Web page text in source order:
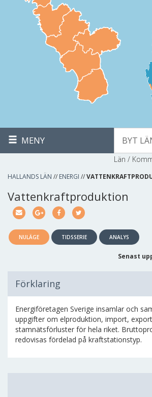
MENY BYT
Län /
HALLANDS LÄN // ENERGI //
Vattenkraftproduktion
NULÄGE TIDSSERIE ANALYS
Senast
Förklaring
Energiföretagen Sverige insamlar och
uppgifter om elproduktion, import,
stamnätsförluster för hela riket.
redovisas fördelad på kraftstationstyp.